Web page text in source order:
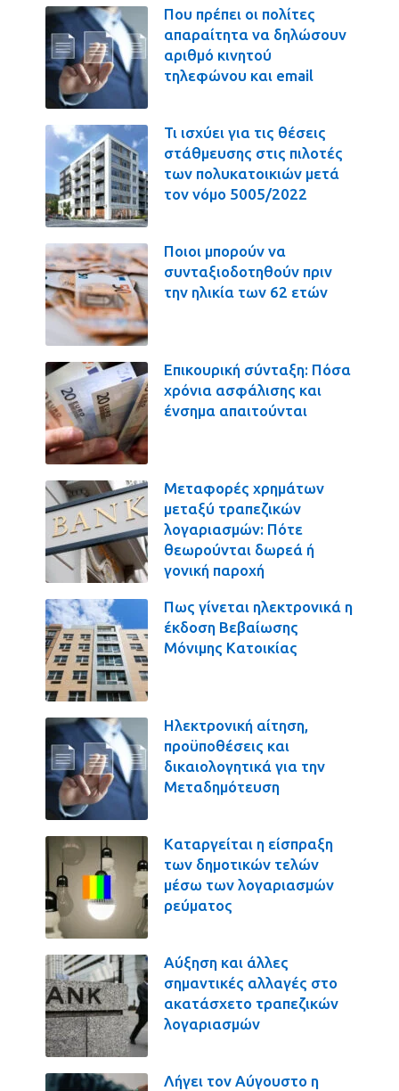
Που πρέπει οι πολίτες
απαραίτητα να δηλώσουν
αριθμό κινητού
τηλεφώνου και email
Τι ισχύει για τις θέσεις
στάθμευσης στις πιλοτές
των πολυκατοικιών μετά
τον νόμο 5005/2022
Ποιοι μπορούν να
συνταξιοδοτηθούν πριν
την ηλικία των 62 ετών
Επικουρική σύνταξη: Πόσα
χρόνια ασφάλισης και
ένσημα απαιτούνται
Μεταφορές χρημάτων
μεταξύ τραπεζικών
λογαριασμών: Πότε
θεωρούνται δωρεά ή
γονική παροχή
Πως γίνεται ηλεκτρονικά η
έκδοση Βεβαίωσης
Μόνιμης Κατοικίας
Ηλεκτρονική αίτηση,
προϋποθέσεις και
δικαιολογητικά για την
Μεταδημότευση
Καταργείται η είσπραξη
των δημοτικών τελών
μέσω των λογαριασμών
ρεύματος
Αύξηση και άλλες
σημαντικές αλλαγές στο
ακατάσχετο τραπεζικών
λογαριασμών
Λήγει τον Αύγουστο η